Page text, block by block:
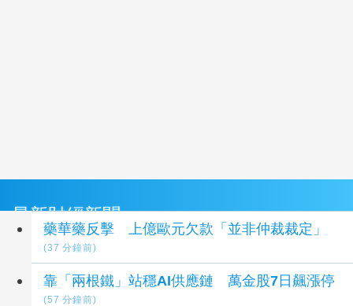
最新財經新聞
藥華藥反擊 上億歐元欠款「並非仲裁裁定」
(37 分鐘前)
靠「兩根鐵」站穩AI供應鏈 萬金股7日飆漲停
(57 分鐘前)